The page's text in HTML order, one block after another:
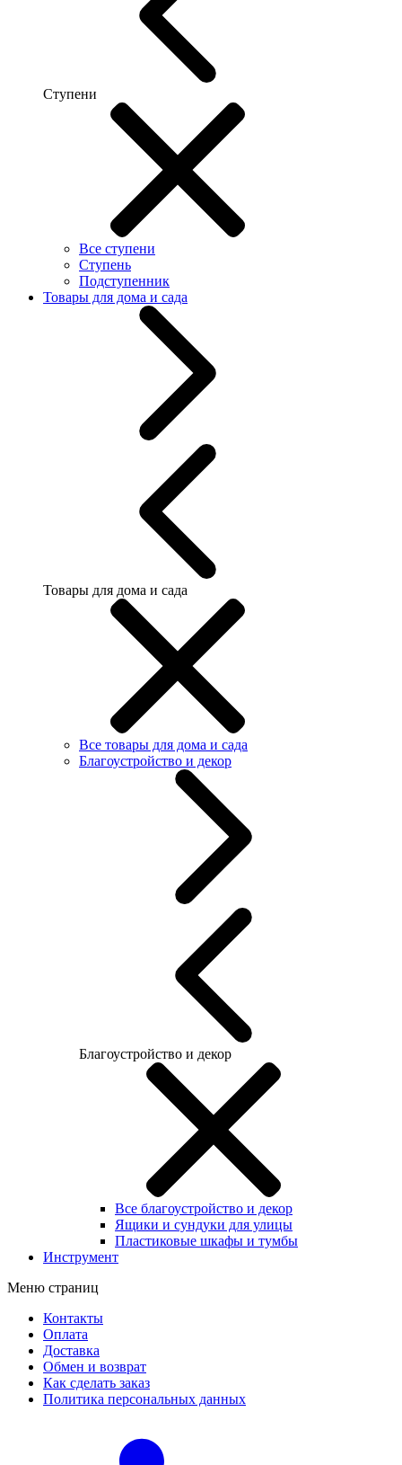
Ступени
Все ступени
Ступень
Подступенник
Товары для дома и сада
Товары для дома и сада
Все товары для дома и сада
Благоустройство и декор
Благоустройство и декор
Все благоустройство и декор
Ящики и сундуки для улицы
Пластиковые шкафы и тумбы
Инструмент
Меню страниц
Контакты
Оплата
Доставка
Обмен и возврат
Как сделать заказ
Политика персональных данных